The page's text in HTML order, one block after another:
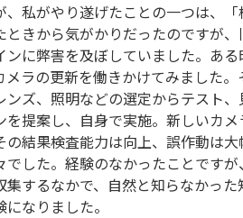
私がやり遂げたことの一つは、
きから気がかりだったのですが、
に弊害を及ぼしていました。あ
ラの更新を働きかけてみました
ズ、照明などの選定からテスト
提案し、自身で実施。新しいカ
結果検査能力は向上、誤作動は大
した。経験のなかったことです
するなかで、自然と知らなかった
なりました。